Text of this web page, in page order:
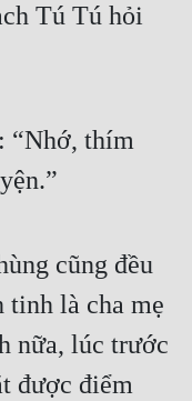
Tú Tú hỏi
“Nhớ, thím
cũng đều
tinh là cha mẹ
nữa, lúc trước
được điểm